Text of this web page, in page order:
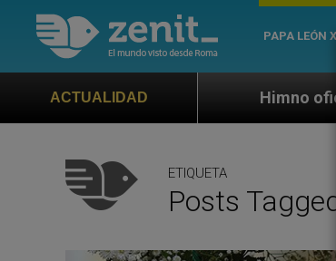
PAPA LEÓN
ACTUALIDAD
Himno oficial de la Jornada
ETIQUETA
Posts